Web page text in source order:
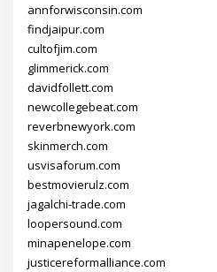
annforwisconsin.com
findjaipur.com
cultofjim.com
glimmerick.com
davidfollett.com
newcollegebeat.com
reverbnewyork.com
skinmerch.com
usvisaforum.com
bestmovierulz.com
jagalchi-trade.com
loopersound.com
minapenelope.com
justicereformalliance.com